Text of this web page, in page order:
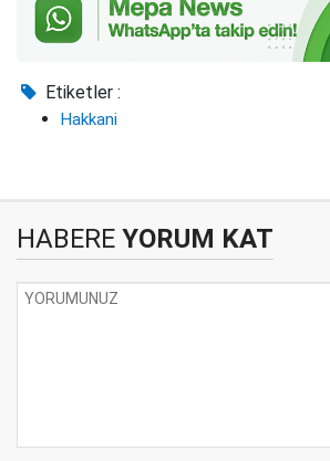
Etiketler :
Hakkani
HABERE YORUM KAT